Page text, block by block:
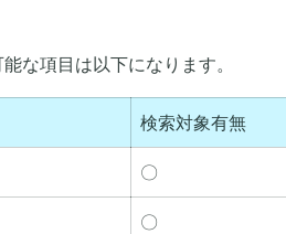
な項目は以下になります。
検索対象有無
〇
〇